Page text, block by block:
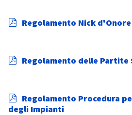
pRegolamento Nick d'Onore
pRegolamento delle Partite
p
d
Regolamento Procedura
degli Impianti